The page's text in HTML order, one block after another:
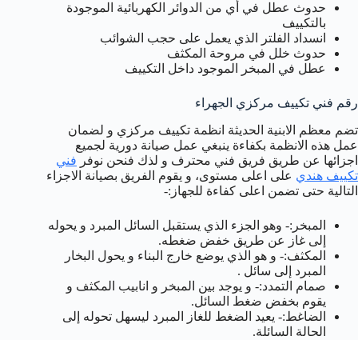
حدوث عطل في أي من الدوائر الكهربائية الموجودة
بالتكييف
انسداد الفلتر الذي يعمل على حجب الشوائب
حدوث خلل في مروحة المكثف
عطل في المبخر الموجود داخل التكييف
رقم فني تكييف مركزي الجهراء
تضم معظم الابنية الحديثة انظمة تكييف مركزي و لضمان
عمل هذه الانظمة بكفاءة ينبغي عمل صيانة دورية لجميع
اجزائها عن طريق فريق فني محترف و لذك فنحن نوفر فني
تكييف هندي على اعلى مستوى، و يقوم الفريق بصيانة الاجزاء
التالية حتى تضمن اعلى كفاءة للجهاز:-
المبخر:- وهو الجزء الذي يستقبل السائل المبرد و يحوله
إلى غاز عن طريق خفض ضغطه.
المكثف:- و هو الذي يوضع خارج البناء و يحول البخار
المبرد إلى سائل .
صمام التمدد:- و يوجد بين المبخر و انابيب المكثف و
يقوم بخفض ضغط السائل.
الضاغط:- يعيد الضغط للغاز المبرد ليسهل تحوله إلى
الحالة السائلة.